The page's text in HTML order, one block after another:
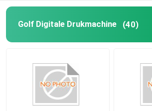
Golf Digitale Drukmachine (40)